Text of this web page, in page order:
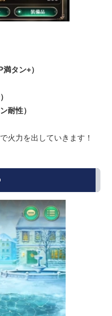
タン+）
耐性）
火力を出していきます！